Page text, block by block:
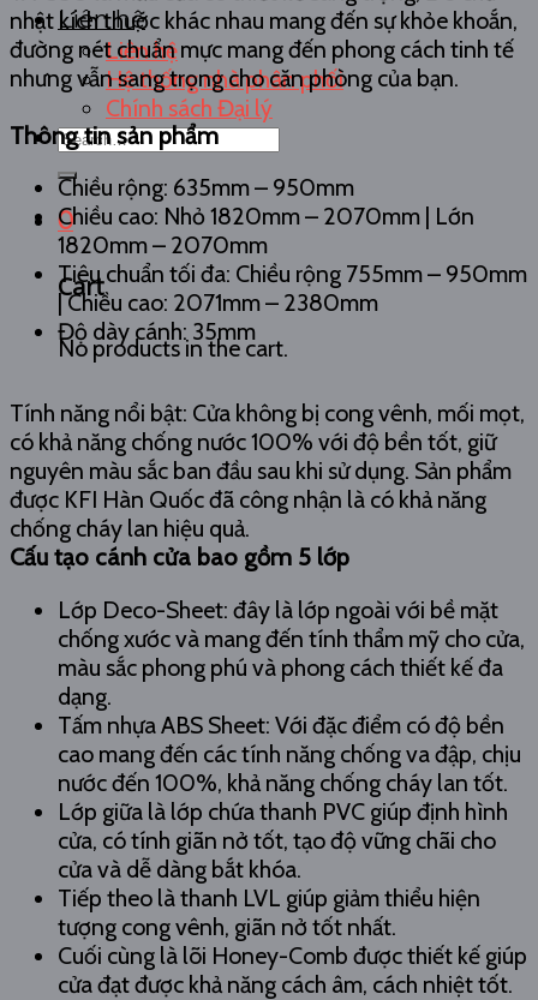
Liên hệ
Liên hệ
Hệ thống nhà phân phối
Chính sách Đại lý
Search
0
Cart
No products in the cart.
nhật kích thước khác nhau mang đến sự khỏe khoắn,
đường nét chuẩn mực mang đến phong cách tinh tế
nhưng vẫn sang trọng cho căn phòng của bạn.
Thông tin sản phẩm
Chiều rộng: 635mm – 950mm
Chiều cao: Nhỏ 1820mm – 2070mm | Lớn
1820mm – 2070mm
Tiêu chuẩn tối đa: Chiều rộng 755mm – 950mm
| Chiều cao: 2071mm – 2380mm
Độ dày cánh: 35mm
Tính năng nổi bật: Cửa không bị cong vênh, mối mọt,
có khả năng chống nước 100% với độ bền tốt, giữ
nguyên màu sắc ban đầu sau khi sử dụng. Sản phẩm
được KFI Hàn Quốc đã công nhận là có khả năng
chống cháy lan hiệu quả.
Cấu tạo cánh cửa bao gồm 5 lớp
Lớp Deco-Sheet: đây là lớp ngoài với bề mặt
chống xước và mang đến tính thẩm mỹ cho cửa,
màu sắc phong phú và phong cách thiết kế đa
dạng.
Tấm nhựa ABS Sheet: Với đặc điểm có độ bền
cao mang đến các tính năng chống va đập, chịu
nước đến 100%, khả năng chống cháy lan tốt.
Lớp giữa là lớp chứa thanh PVC giúp định hình
cửa, có tính giãn nở tốt, tạo độ vững chãi cho
cửa và dễ dàng bắt khóa.
Tiếp theo là thanh LVL giúp giảm thiểu hiện
tượng cong vênh, giãn nở tốt nhất.
Cuối cùng là lõi Honey-Comb được thiết kế giúp
cửa đạt được khả năng cách âm, cách nhiệt tốt.